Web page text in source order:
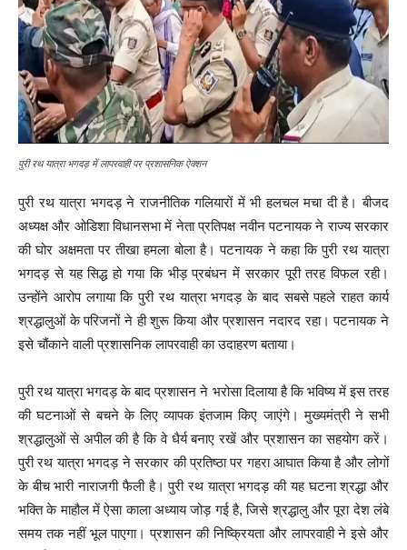
पुरी रथ यात्रा भगदड़ में लापरवाही पर प्रशासनिक ऐक्शन
पुरी रथ यात्रा भगदड़ ने राजनीतिक गलियारों में भी हलचल मचा दी है। बीजद
अध्यक्ष और ओडिशा विधानसभा में नेता प्रतिपक्ष नवीन पटनायक ने राज्य सरकार
की घोर अक्षमता पर तीखा हमला बोला है। पटनायक ने कहा कि पुरी रथ यात्रा
भगदड़ से यह सिद्ध हो गया कि भीड़ प्रबंधन में सरकार पूरी तरह विफल रही।
उन्होंने आरोप लगाया कि पुरी रथ यात्रा भगदड़ के बाद सबसे पहले राहत कार्य
श्रद्धालुओं के परिजनों ने ही शुरू किया और प्रशासन नदारद रहा। पटनायक ने
इसे चौंकाने वाली प्रशासनिक लापरवाही का उदाहरण बताया।
पुरी रथ यात्रा भगदड़ के बाद प्रशासन ने भरोसा दिलाया है कि भविष्य में इस तरह
की घटनाओं से बचने के लिए व्यापक इंतजाम किए जाएंगे। मुख्यमंत्री ने सभी
श्रद्धालुओं से अपील की है कि वे धैर्य बनाए रखें और प्रशासन का सहयोग करें।
पुरी रथ यात्रा भगदड़ ने सरकार की प्रतिष्ठा पर गहरा आघात किया है और लोगों
के बीच भारी नाराजगी फैली है। पुरी रथ यात्रा भगदड़ की यह घटना श्रद्धा और
भक्ति के माहौल में ऐसा काला अध्याय जोड़ गई है, जिसे श्रद्धालु और पूरा देश लंबे
समय तक नहीं भूल पाएगा। प्रशासन की निष्क्रियता और लापरवाही ने इसे और